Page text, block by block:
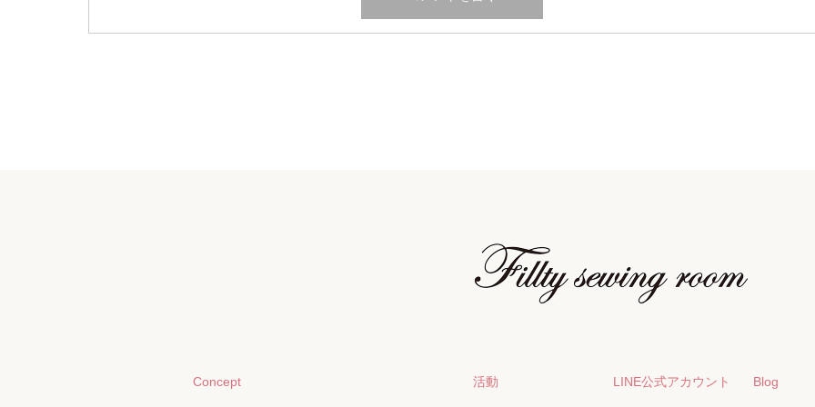
Concept 活動 LINE公式アカウント Blog